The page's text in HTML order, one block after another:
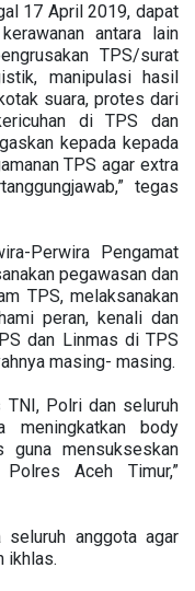
17 April 2019, dapat
antara lain
TPS/surat
manipulasi hasil
suara, protes dari
di TPS dan
kepada kepada
TPS agar extra
tegas
Perwira Pengamat
pegawasan dan
TPS, melaksanakan
peran, kenali dan
dan Linmas di TPS
masing- masing.
TNI, Polri dan seluruh
meningkatkan body
guna mensukseskan
Aceh Timur,”
seluruh anggota agar
ikhlas.